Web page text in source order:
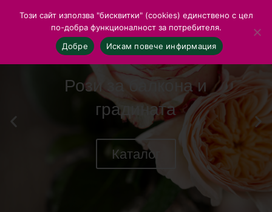
Рози за балкона и
градината
Каталог
Този сайт използва "бисквитки" (cookies) единствено с цел
по-добра функционалност за потребителя.
Добре
Искам повече инфирмация